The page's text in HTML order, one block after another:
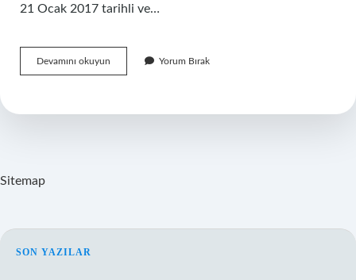
21 Ocak 2017 tarihli ve…
Devamını okuyun
Güvenlik
Jandarma
Yorum Bırak
Sitemap
SIDEBAR
SON YAZILAR